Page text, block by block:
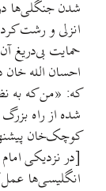
شدن جنگلی‌ها
انزلی و رشت
حمایت بی‌دریغ
احسان الله
که: «من که به
شده از راه
کوچک‌خان
[در نزدیکی
انگلیسی‌ها عمل